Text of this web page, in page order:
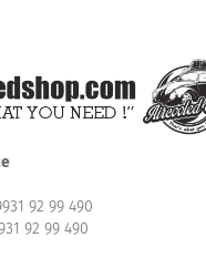
92 99 490
92 99 490